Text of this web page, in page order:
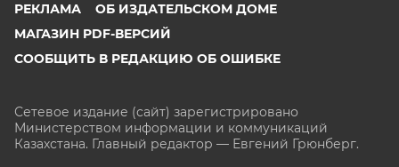
РЕКЛАМА
ОБ ИЗДАТЕЛЬСКОМ ДОМЕ
МАГАЗИН PDF-ВЕРСИЙ
СООБЩИТЬ В РЕДАКЦИЮ ОБ ОШИБКЕ
Сетевое издание (сайт) зарегистрировано
Министерством информации и коммуникаций
Казахстана. Главный редактор — Евгений Грюнберг.